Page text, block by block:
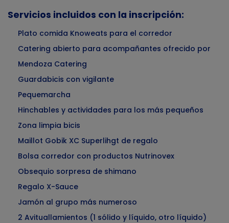
Servicios incluidos con la inscripción:
Plato comida Knoweats para el corredor
Catering abierto para acompañantes ofrecido por
Mendoza Catering
Guardabicis con vigilante
Pequemarcha
Hinchables y actividades para los más pequeños
Zona limpia bicis
Maillot Gobik XC Superlihgt de regalo
Bolsa corredor con productos Nutrinovex
Obsequio sorpresa de shimano
Regalo X-Sauce
Jamón al grupo más numeroso
2 Avituallamientos (1 sólido y líquido, otro líquido)